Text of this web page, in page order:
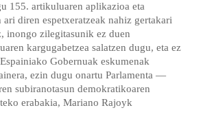
155. artikuluaren aplikazioa eta
diren espetxeratzeak nahiz gertakari
inongo zilegitasunik ez duen
kargugabetzea salatzen dugu, eta ez
Gobernuak eskumenak
ezin dugu onartu Parlamenta —
subiranotasun demokratikoaren
erabakia, Mariano Rajoyk